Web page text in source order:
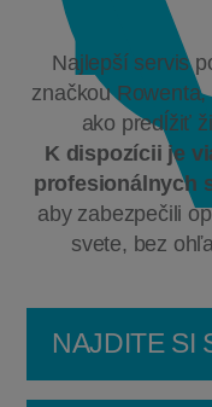
Najlepší servis
značkou
ako predĺžiť
K dispozícii je
profesionálnych
aby zabezpečili
svete, bez
NAJDITE SI